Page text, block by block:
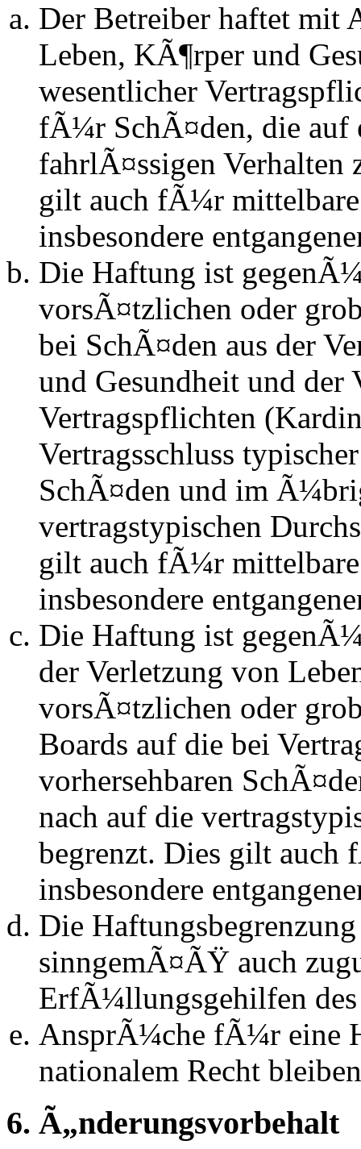
Der Betreiber haftet mit
Leben, KÃ¶rper und
wesentlicher
fÃ¼r SchÃ¤den, die auf
fahrlÃ¤ssigen
gilt auch fÃ¼r
insbesondere
Die Haftung ist
vorsÃ¤tzlichen oder
bei SchÃ¤den aus der
und Gesundheit und der
Vertragspflichten
Vertragsschluss
SchÃ¤den und im
vertragstypischen
gilt auch fÃ¼r
insbesondere
Die Haftung ist
der Verletzung von
vorsÃ¤tzlichen oder
Boards auf die bei
vorhersehbaren
nach auf die
begrenzt. Dies gilt auch
insbesondere
Die
sinngemÃ¤ÃŸ auch
ErfÃ¼llungsgehilfen des
AnsprÃ¼che fÃ¼r eine
nationalem Recht
6. Ã„nderungsvorbehalt